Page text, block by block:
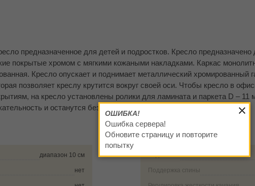
предназначенное для детей и подростков. Кресло
покрытые хромом с мягкими кожаными накладками. Каркас
Кресло опускает и поднимает металлический хромированный
позволяет креслу крутится вокруг своей оси. Чтобы кресло в
на кресло установлены ролики для ламината и паркета D –
и останутся без царапин.
диапазон 10 см
нет
Вид спинки
Поддержка спины
ОШИБКА!
Ошибка сервера!
Обновите страницу и повторите
попытку